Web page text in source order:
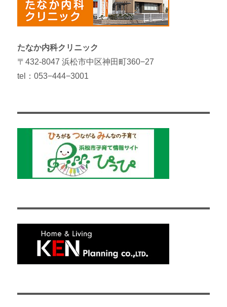
たなか内科クリニック
〒432-8047 浜松市中区神田町360−27
tel：053−444−3001